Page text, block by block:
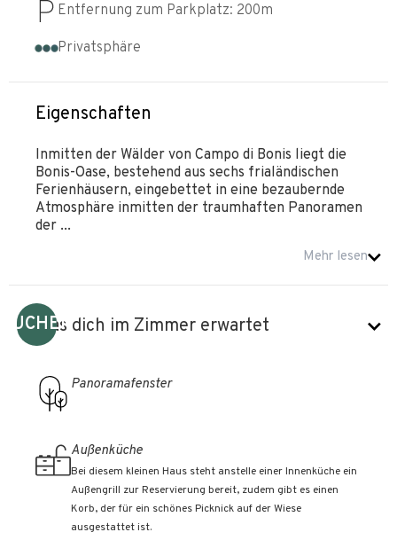
Entfernung zum Parkplatz: 200m
Privatsphäre
Eigenschaften
Inmitten der Wälder von Campo di Bonis liegt die
Bonis-Oase, bestehend aus sechs frialändischen
Ferienhäusern, eingebettet in eine bezaubernde
Atmosphäre inmitten der traumhaften Panoramen
der ...
Mehr lesen
BUCHEN
Was dich im Zimmer erwartet
Panoramafenster
Außenküche
Bei diesem kleinen Haus steht anstelle einer Innenküche ein
Außengrill zur Reservierung bereit, zudem gibt es einen
Korb, der für ein schönes Picknick auf der Wiese
ausgestattet ist.